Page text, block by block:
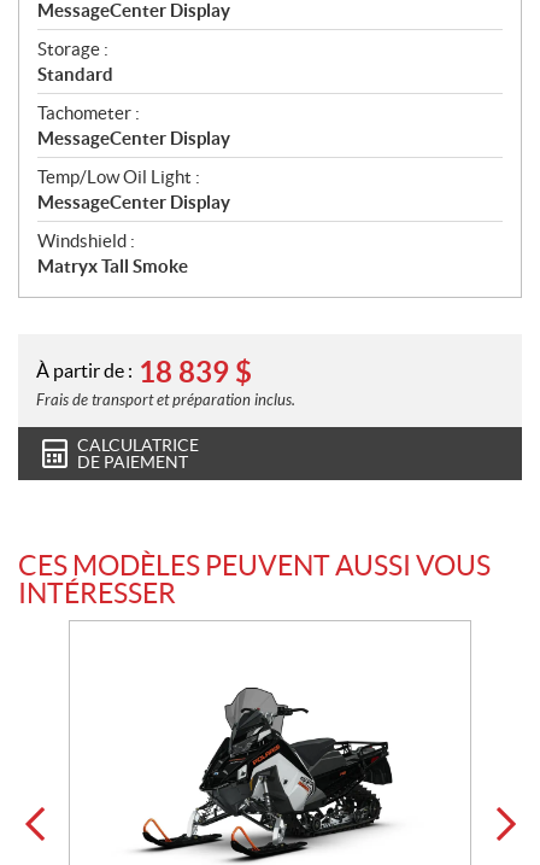
MessageCenter Display
Storage :
Standard
Tachometer :
MessageCenter Display
Temp/Low Oil Light :
MessageCenter Display
Windshield :
Matryx Tall Smoke
À partir de : 18 839 $
Frais de transport et préparation inclus.
CALCULATRICE
DE PAIEMENT
CES MODÈLES PEUVENT AUSSI VOUS
INTÉRESSER